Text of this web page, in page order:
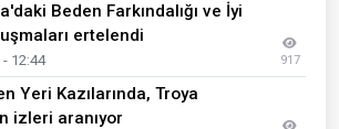
Beden Farkındalığı ve İyi
ertelendi
12:44 917
Yeri Kazılarında, Troya
izleri aranıyor